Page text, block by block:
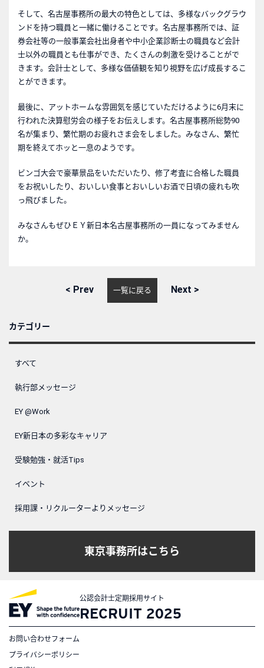
そして、名古屋事務所の最大の特色としては、多様なバックグラウ
ンドを持つ職員と一緒に働けることです。名古屋事務所では、証
券会社等の一般事業会社出身者や中小企業診断士の職員など会計
士以外の職員とも仕事ができ、たくさんの刺激を受けることがで
きます。会計士として、多様な価値観を知り視野を広げ成長するこ
とができます。
最後に、アットホームな雰囲気を感じていただけるように6月末に
行われた決算慰労会の様子をお伝えします。名古屋事務所総勢90
名が集まり、繁忙期のお疲れさま会をしました。みなさん、繁忙
期を終えてホッと一息のようです。
ビンゴ大会で豪華景品をいただいたり、修了考査に合格した職員
をお祝いしたり、おいしい食事とおいしいお酒で日頃の疲れも吹
っ飛びました。
みなさんもぜひＥＹ新日本名古屋事務所の一員になってみません
か。
< Prev 一覧に戻る Next >
カテゴリー
すべて
執行部メッセージ
EY @Work
EY新日本の多彩なキャリア
受験勉強・就活Tips
イベント
採用課・リクルーターよりメッセージ
東京事務所はこちら
公認会計士定期採用サイト
RECRUIT 2025
お問い合わせフォーム
プライバシーポリシー